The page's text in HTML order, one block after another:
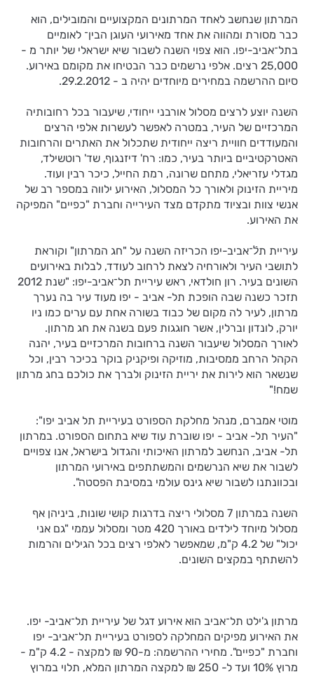
המרתון שנחשב לאחד המרתונים המקצועיים והמובילים, הוא
כבר מסורת ומהווה את אחד מאירועי העוגן הבין־ לאומיים
בתל־אביב-יפו. הוא צפוי השנה לשבור שיא ישראלי של יותר מ -
25,000 רצים. אלפי נרשמים כבר הבטיחו את מקומם באירוע.
סיום ההרשמה במחירים מיוחדים יהיה ב - 29.2.2012.
השנה יוצע לרצים מסלול אורבני ייחודי, שיעבור בכל רחובותיה
המרכזיים של העיר, במטרה לאפשר לעשרות אלפי הרצים
והמעודדים חוויית ריצה ייחודית שתכלול את האתרים והרחובות
האטרקטיביים ביותר בעיר, כמו: רח' דיזנגוף, שד' רוטשילד,
מגדלי עזריאלי, מתחם שרונה, רמת החייל, כיכר רבין ועוד.
מיריית הזינוק ולאורך כל המסלול, האירוע ילווה במספר רב של
אנשי צוות ובציוד מתקדם מצד העירייה וחברת "כפיים" המפיקה
את האירוע.
עיריית תלֿ־אביב-יפו הכריזה השנה על "חג המרתון" וקוראת
לתושבי העיר ולאורחיה לצאת לרחוב לעודד, לבלות באירועים
השונים בעיר. רון חולדאי, ראש עיריית תל־אביב-יפו: "שנת 2012
תזכר כשנה שבה הופכת תל- אביב - יפו מעוד עיר בה נערך
מרתון, לעיר לה מקום של כבוד בשורה אחת עם ערים כמו ניו
יורק, לונדון וברלין, אשר חוגגות פעם בשנה את חג מרתון.
לאורך המסלול שיעבור השנה ברחובות המרכזיים בעיר, יהנה
הקהל הרחב ממסיבות, מוזיקה ופיקניק בוקר בכיכר רבין, וכל
שנשאר הוא לירות את יריית הזינוק ולברך את כולכם בחג מרתון
שמח!"
מוטי אמברם, מנהל מחלקת הספורט בעיריית תל אביב יפו":
"העיר תל- אביב - יפו שוברת עוד שיא בתחום הספורט. במרתון
תל- אביב, הנחשב למרתון האיכותי והגדול בישראל, אנו צפויים
לשבור את שיא הנרשמים והמשתתפים באירועי המרתון
ובכוונתנו לשבור שיא גינס עולמי במסיבת הפסטה".
השנה במרתון 7 מסלולי ריצה בדרגות קושי שונות, ביניהן אף
מסלול מיוחד לילדים באורך 420 מטר ומסלול עממי "גם אני
יכול" של 4.2 ק"מ, שמאפשר לאלפי רצים בכל הגילים והרמות
להשתתף במקצים השונים.
מרתון ג'ילט תל־אביב הוא אירוע דגל של עיריית תל־אביב- יפו.
את האירוע מפיקים המחלקה לספורט בעיריית תל־אביב- יפו
וחברת "כפיים". מחירי ההרשמה: מ-90 ₪ למקצה - 4.2 ק"מ -
מרוץ 10% ועד ל- 250 ₪ למקצה המרתון המלא, תלוי במרוץ